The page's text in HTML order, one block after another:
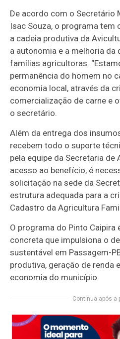
De acordo com o Secretário
Isac Souza, o programa
a cadeia produtiva da
a autonomia e a melhoria da
famílias agricultoras.
permanência do homem no
economia local, através da
comercialização de carne e
o secretário.
Além da entrega dos
recebem todo o suporte
pela equipe da Secretaria de
acesso ao benefício, é
solicitação na sede da
estrutura adequada para a
Cadastro da Agricultura
O programa do Pinto Caipira
concreta que impulsiona o
sustentável em Passagem-
produtiva, geração de renda
economia do município.
Continua após a